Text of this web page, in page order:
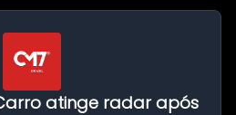
atinge radar após